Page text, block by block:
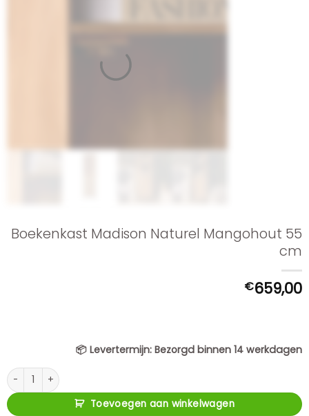
Boekenkast Madison Naturel Mangohout 55
cm
€659,00
📦 Levertermijn: Bezorgd binnen 14 werkdagen
Boekenkast Madison Naturel Mangohout 55 cm aantal
Toevoegen aan winkelwagen